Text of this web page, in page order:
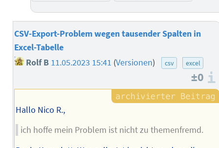
CSV-Export-Problem wegen tausender Spalten in
Excel-Tabelle
Rolf B 11.05.2023 15:41 (Versionen) csv excel
±0
Hallo Nico R.,
ich hoffe mein Problem ist nicht zu themenfremd.